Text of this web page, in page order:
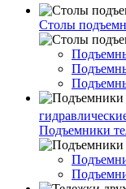
Столы
Подъемники